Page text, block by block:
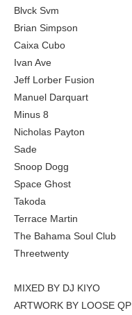
Blvck Svm
Brian Simpson
Caixa Cubo
Ivan Ave
Jeff Lorber Fusion
Manuel Darquart
Minus 8
Nicholas Payton
Sade
Snoop Dogg
Space Ghost
Takoda
Terrace Martin
The Bahama Soul Club
Threetwenty
MIXED BY DJ KIYO
ARTWORK BY LOOSE QP